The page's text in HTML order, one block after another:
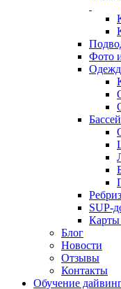
Фото
SUP-
Карты
Блог
Новости
Отзывы
Контакты
Обучение